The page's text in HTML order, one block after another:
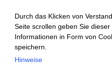
© 2018 V2 S.p.A. con
Durch das Klicken von
Seite scrollen geben Sie
Informationen in Form von
speichern.
Hinweise